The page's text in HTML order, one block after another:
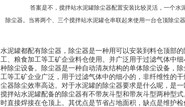
答案是不，搅拌站水泥罐除尘器配置安装比较灵活，一个水
除尘器。当将两个、三个搅拌站水泥罐仓串联起来使用一台仓顶除
水泥罐都配有除尘器，除尘器是一种用可以安装到料仓顶部
工、粮食加工等工矿企业料仓使用。并广泛用于过滤气体中
种除尘设备。除尘器是一种自动清灰结构的单体除尘设备，
工等工矿企业广泛，用于过滤气体中的细小的，非纤维性的
尘器除尘效率高达。对于水泥罐的除尘器要求是什么呢，是一
搅拌站水泥罐配备的除尘器有不带灰斗型和带灰斗型两种型
时直接焊接在仓顶上。其优点是节省占地面积，缺点是维护